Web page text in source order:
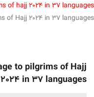
of hajj 2024 in 37 languages
of Hajj 2024 in 37 languages
to pilgrims of Hajj
2024 in 37 languages